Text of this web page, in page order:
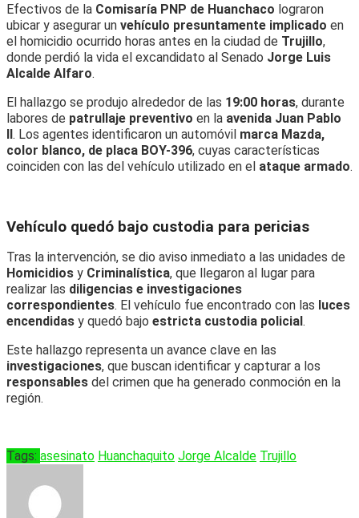
Efectivos de la Comisaría PNP de Huanchaco lograron
ubicar y asegurar un vehículo presuntamente implicado en
el homicidio ocurrido horas antes en la ciudad de Trujillo,
donde perdió la vida el excandidato al Senado Jorge Luis
Alcalde Alfaro.
El hallazgo se produjo alrededor de las 19:00 horas, durante
labores de patrullaje preventivo en la avenida Juan Pablo
II. Los agentes identificaron un automóvil marca Mazda,
color blanco, de placa BOY-396, cuyas características
coinciden con las del vehículo utilizado en el ataque armado.
Vehículo quedó bajo custodia para pericias
Tras la intervención, se dio aviso inmediato a las unidades de
Homicidios y Criminalística, que llegaron al lugar para
realizar las diligencias e investigaciones
correspondientes. El vehículo fue encontrado con las luces
encendidas y quedó bajo estricta custodia policial .
Este hallazgo representa un avance clave en las
investigaciones, que buscan identificar y capturar a los
responsables del crimen que ha generado conmoción en la
región.
Tags: asesinato Huanchaquito Jorge Alcalde Trujillo